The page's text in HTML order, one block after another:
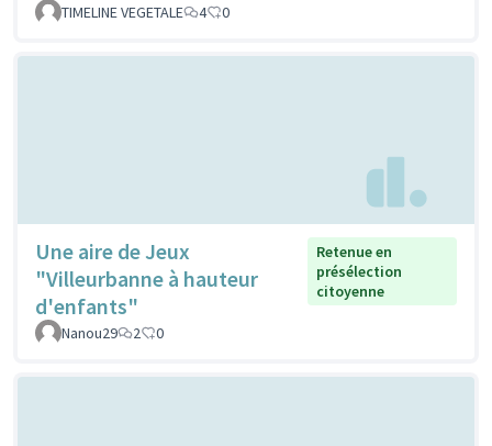
TIMELINE VEGETALE
4 0
Une aire de Jeux
"Villeurbanne à hauteur
d'enfants"
Retenue en
présélection
citoyenne
Nanou29 2 0